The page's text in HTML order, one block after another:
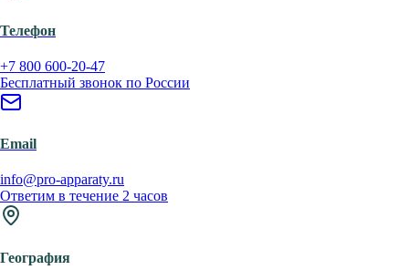
Телефон
+7 800 600-20-47
Бесплатный звонок по России
Email
info@pro-apparaty.ru
Ответим в течение 2 часов
География